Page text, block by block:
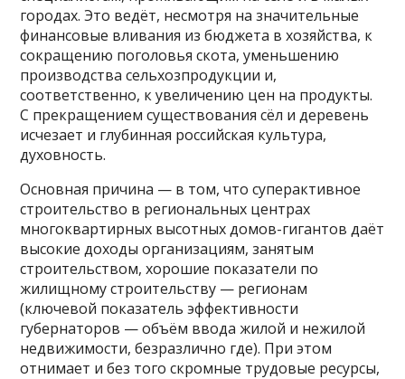
городах. Это ведёт, несмотря на значительные
финансовые вливания из бюджета в хозяйства, к
сокращению поголовья скота, уменьшению
производства сельхозпродукции и,
соответственно, к увеличению цен на продукты.
С прекращением существования сёл и деревень
исчезает и глубинная российская культура,
духовность.
Основная причина — в том, что суперактивное
строительство в региональных центрах
многоквартирных высотных домов-гигантов даёт
высокие доходы организациям, занятым
строительством, хорошие показатели по
жилищному строительству — регионам
(ключевой показатель эффективности
губернаторов — объём ввода жилой и нежилой
недвижимости, безразлично где). При этом
отнимает и без того скромные трудовые ресурсы,